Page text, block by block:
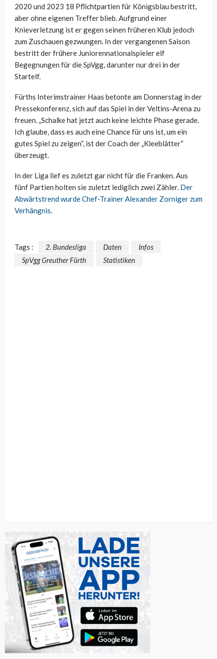
2020 und 2023 18 Pflichtpartien für Königsblau bestritt,
aber ohne eigenen Treffer blieb. Aufgrund einer
Knieverletzung ist er gegen seinen früheren Klub jedoch
zum Zuschauen gezwungen. In der vergangenen Saison
bestritt der frühere Juniorennationalspieler elf
Begegnungen für die SpVgg, darunter nur drei in der
Startelf.
Fürths Interimstrainer Haas betonte am Donnerstag in der
Pressekonferenz, sich auf das Spiel in der Veltins-Arena zu
freuen. „Schalke hat jetzt auch keine leichte Phase gerade.
Ich glaube, dass es auch eine Chance für uns ist, um ein
gutes Spiel zu zeigen“, ist der Coach der „Kleeblätter“
überzeugt.
In der Liga lief es zuletzt gar nicht für die Franken. Aus
fünf Partien holten sie zuletzt lediglich zwei Zähler. Der
Abwärtstrend wurde Chef-Trainer Alexander Zorniger zum
Verhängnis.
Tags : 2. Bundesliga Daten
Infos
SpVgg Greuther Fürth
Statistiken